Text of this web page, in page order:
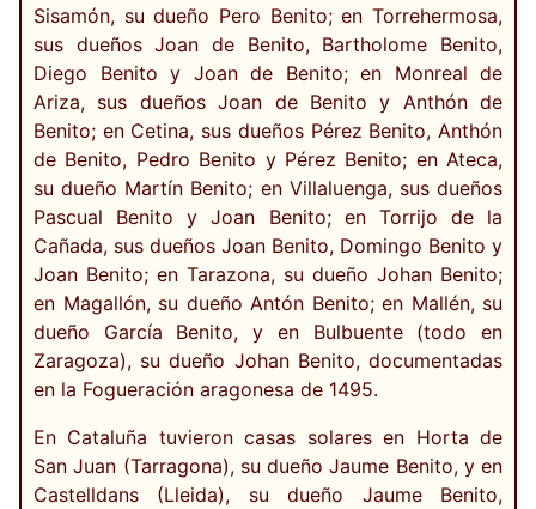
Sisamón, su dueño Pero Benito; en Torrehermosa,
sus dueños Joan de Benito, Bartholome Benito,
Diego Benito y Joan de Benito; en Monreal de
Ariza, sus dueños Joan de Benito y Anthón de
Benito; en Cetina, sus dueños Pérez Benito, Anthón
de Benito, Pedro Benito y Pérez Benito; en Ateca,
su dueño Martín Benito; en Villaluenga, sus dueños
Pascual Benito y Joan Benito; en Torrijo de la
Cañada, sus dueños Joan Benito, Domingo Benito y
Joan Benito; en Tarazona, su dueño Johan Benito;
en Magallón, su dueño Antón Benito; en Mallén, su
dueño García Benito, y en Bulbuente (todo en
Zaragoza), su dueño Johan Benito, documentadas
en la Fogueración aragonesa de 1495.
En Cataluña tuvieron casas solares en Horta de
San Juan (Tarragona), su dueño Jaume Benito, y en
Castelldans (Lleida), su dueño Jaume Benito,